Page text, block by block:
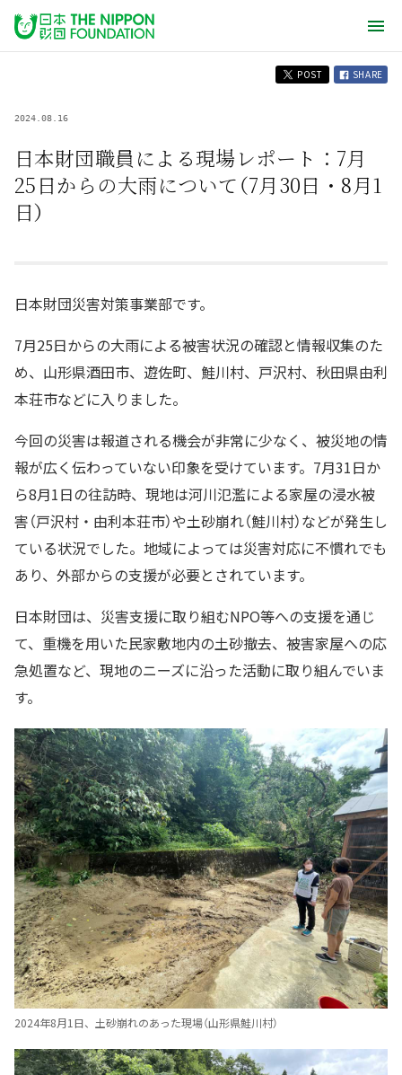
POST SHARE
2024.08.16
日本財団職員による現場レポート：7月
25日からの大雨について（7月30日・8月1
日）
日本財団災害対策事業部です。
7月25日からの大雨による被害状況の確認と情報収集のた
め、山形県酒田市、遊佐町、鮭川村、戸沢村、秋田県由利
本荘市などに入りました。
今回の災害は報道される機会が非常に少なく、被災地の情
報が広く伝わっていない印象を受けています。7月31日か
ら8月1日の往訪時、現地は河川氾濫による家屋の浸水被
害（戸沢村・由利本荘市）や土砂崩れ（鮭川村）などが発生し
ている状況でした。地域によっては災害対応に不慣れでも
あり、外部からの支援が必要とされています。
日本財団は、災害支援に取り組むNPO等への支援を通じ
て、重機を用いた民家敷地内の土砂撤去、被害家屋への応
急処置など、現地のニーズに沿った活動に取り組んでいま
す。
2024年8月1日、土砂崩れのあった現場（山形県鮭川村）